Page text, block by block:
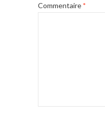
Commentaire*